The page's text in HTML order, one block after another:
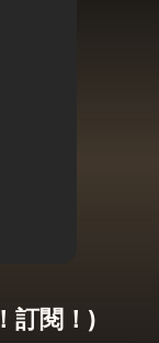
訂閱！)